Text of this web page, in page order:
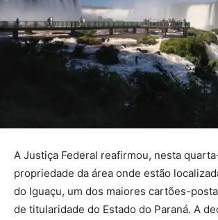
A Justiça Federal reafirmou, nesta
propriedade da área onde estão
do Iguaçu, um dos maiores cartões-
de titularidade do Estado do Paraná. A